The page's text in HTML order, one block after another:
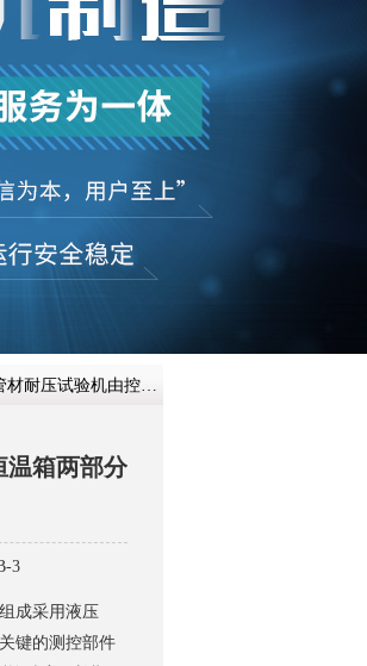
在线咨
机由控制箱和恒温箱两部分组成
温箱两部分
3
成采用液压
键的测控部件